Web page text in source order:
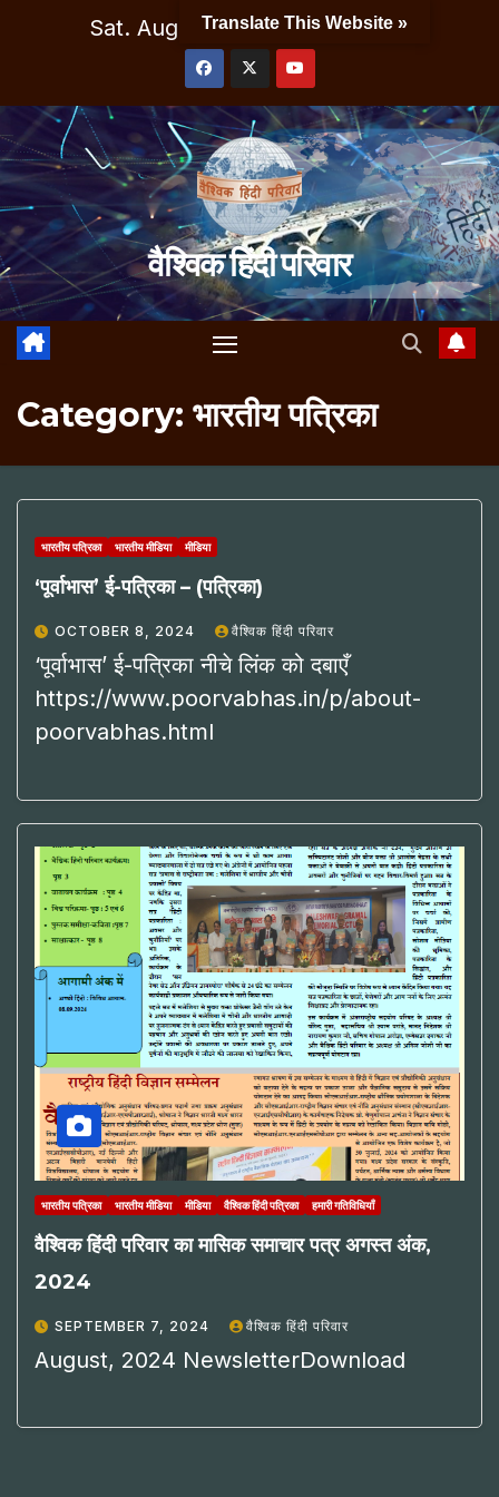
Sat. Aug 8th, 2026 1:03:28 PM
वैश्विक हिंदी परिवार
Category: भारतीय पत्रिका
भारतीय पत्रिका भारतीय मीडिया मीडिया
‘पूर्वाभास’ ई-पत्रिका – (पत्रिका)
OCTOBER 8, 2024 वैश्विक हिंदी परिवार
‘पूर्वाभास’ ई-पत्रिका नीचे लिंक को दबाएँ
https://www.poorvabhas.in/p/about-
poorvabhas.html
भारतीय पत्रिका भारतीय मीडिया मीडिया वैश्विक हिंदी पत्रिका हमारी गतिविधियाँ
वैश्विक हिंदी परिवार का मासिक समाचार पत्र अगस्त अंक,
2024
SEPTEMBER 7, 2024 वैश्विक हिंदी परिवार
August, 2024 NewsletterDownload
Translate This Website »